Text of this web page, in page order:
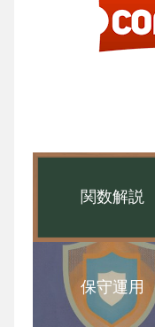
関数解説
保守運用